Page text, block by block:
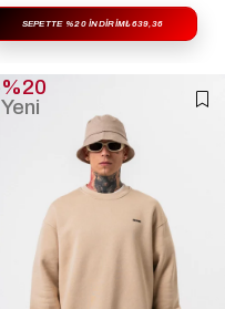
SEPETTE %20 İNDIRIM₺639,36
%20
Yeni